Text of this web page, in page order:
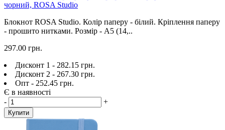
чорний, ROSA Studio
Блокнот ROSA Studio. Колір паперу - білий. Кріплення паперу
- прошито нитками. Розмір - A5 (14,..
297.00 грн.
Дисконт 1 - 282.15 грн.
Дисконт 2 - 267.30 грн.
Опт - 252.45 грн.
Є в наявності
-
+
Купити